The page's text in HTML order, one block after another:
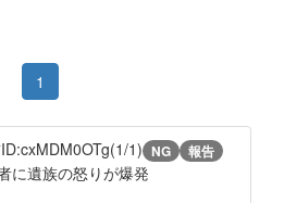
1
ID:cxMDM0OTg(1/1) NG 報告
に遺族の怒りが爆発